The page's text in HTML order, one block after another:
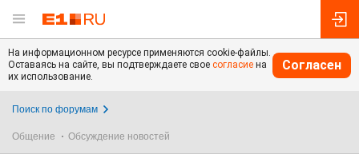
На информационном ресурсе применяются cookie-файлы.
Оставаясь на сайте, вы подтверждаете свое согласие на
их использование.
Согласен
Поиск по форумам
Общение Обсуждение новостей